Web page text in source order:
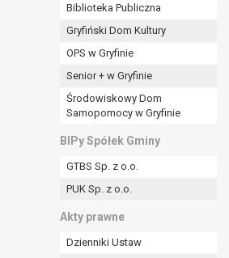
Biblioteka Publiczna
Gryfiński Dom Kultury
OPS w Gryfinie
Senior + w Gryfinie
Środowiskowy Dom
Samopomocy w Gryfinie
BIPy Spółek Gminy
GTBS Sp. z o.o.
PUK Sp. z o.o.
Akty prawne
Dzienniki Ustaw
trzecią.
chyba że wykaże
lub podstaw do
Pani/Panu
jej cofnięciem.